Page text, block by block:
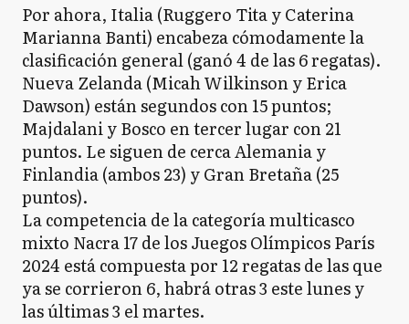
Por ahora, Italia (Ruggero Tita y Caterina
Marianna Banti) encabeza cómodamente la
clasificación general (ganó 4 de las 6 regatas).
Nueva Zelanda (Micah Wilkinson y Erica
Dawson) están segundos con 15 puntos;
Majdalani y Bosco en tercer lugar con 21
puntos. Le siguen de cerca Alemania y
Finlandia (ambos 23) y Gran Bretaña (25
puntos).
La competencia de la categoría multicasco
mixto Nacra 17 de los Juegos Olímpicos París
2024 está compuesta por 12 regatas de las que
ya se corrieron 6, habrá otras 3 este lunes y
las últimas 3 el martes.